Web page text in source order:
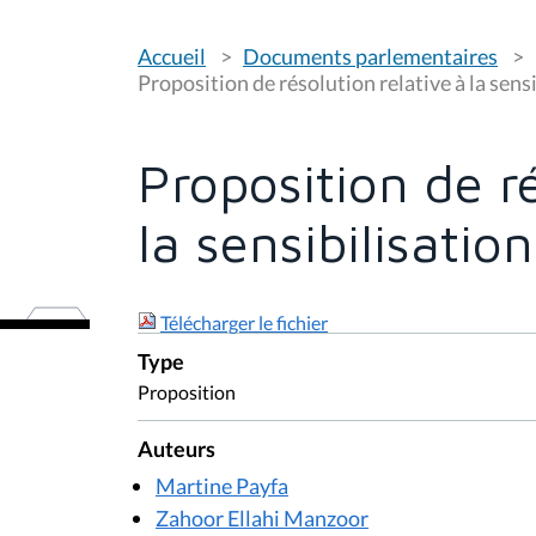
o
u
s
s
Accueil
Documents parlementaires
Proposition de résolution relative à la
Proposition de
la
Télécharger le fichier
Type
Proposition
Auteurs
Martine Payfa
Zahoor Ellahi Manzoor